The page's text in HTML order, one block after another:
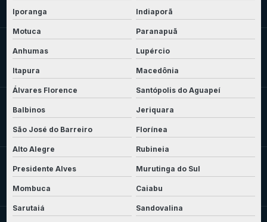
Iporanga Indiaporã
Motuca Paranapuã
Anhumas Lupércio
Itapura Macedônia
Álvares Florence Santópolis do Aguapeí
Balbinos Jeriquara
São José do Barreiro Florínea
Alto Alegre Rubineia
Presidente Alves Murutinga do Sul
Mombuca Caiabu
Sarutaiá Sandovalina